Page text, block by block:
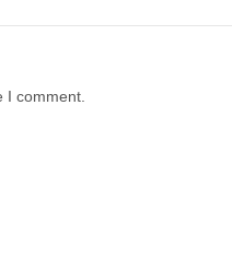
I comment.